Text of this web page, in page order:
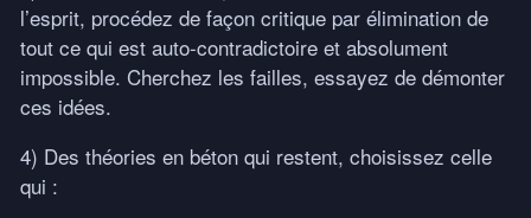
l’esprit, procédez de façon critique par élimination de
tout ce qui est auto-contradictoire et absolument
impossible. Cherchez les failles, essayez de démonter
ces idées.
4) Des théories en béton qui restent, choisissez celle
qui :